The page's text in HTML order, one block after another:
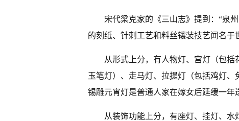
宋代梁克家的《三山志》提到：“泉
的刻纸、针刺工艺和料丝镶装技艺闻名于
从形式上分，有人物灯、宫灯（包括
玉笔灯）、走马灯、拉提灯（包括鸡灯、
锡雕元宵灯是普通人家在嫁女后延缓一年
从装饰功能上分，有座灯、挂灯、